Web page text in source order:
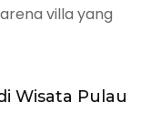
villa yang
Wisata Pulau